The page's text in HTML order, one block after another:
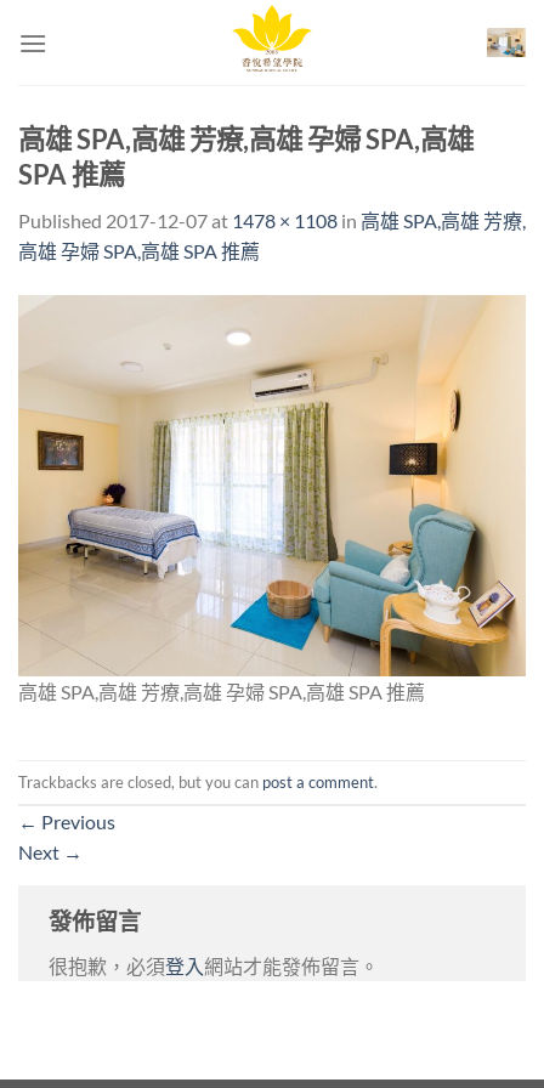
高雄 SPA,高雄 芳療,高雄 孕婦 SPA,高雄
SPA 推薦
Published 2017-12-07at 1478 × 1108 in 高雄 SPA,高雄 芳療,
高雄 孕婦 SPA,高雄 SPA 推薦
高雄 SPA,高雄 芳療,高雄 孕婦 SPA,高雄 SPA 推薦
Trackbacks are closed, but you can post a comment.
← Previous
Next →
發佈留言
很抱歉，必須登入網站才能發佈留言。